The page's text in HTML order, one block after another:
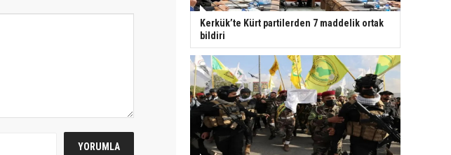
Kerkük’te Kürt partilerden 7 maddelik ortak
bildiri